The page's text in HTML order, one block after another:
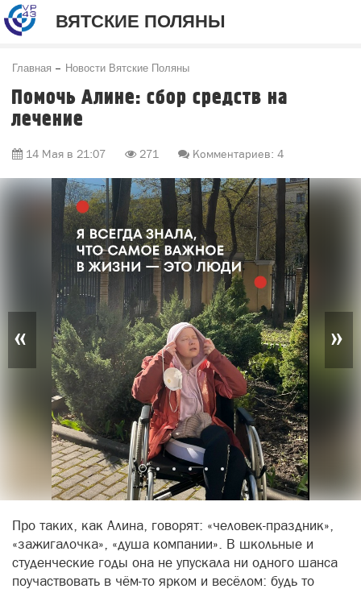
ВЯТСКИЕ ПОЛЯНЫ
Главная Новости Вятские Поляны
Помочь Алине: сбор средств на
лечение
14 Мая в 21:07 271 Комментариев: 4
« »
Про таких, как Алина, говорят: «человек-праздник»,
«зажигалочка», «душа компании». В школьные и
студенческие годы она не упускала ни одного шанса
поучаствовать в чём-то ярком и весёлом: будь то